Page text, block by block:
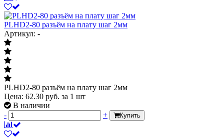
PLHD2-80 разъём на плату шаг 2мм
Артикул: -
PLHD2-80 разъём на плату шаг 2мм
Цена: 62.30 руб. за 1 шт
В наличии
-
+ Купить